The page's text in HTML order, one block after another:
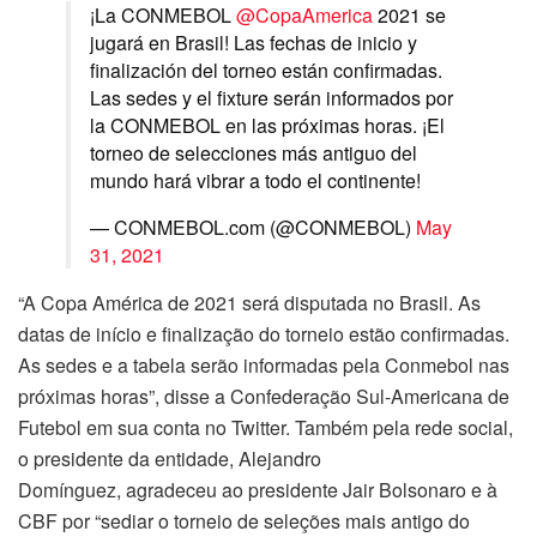
¡La CONMEBOL@CopaAmerica2021 se
jugará en Brasil! Las fechas de inicio y
finalización del torneo están confirmadas.
Las sedes y el fixture serán informados por
la CONMEBOL en las próximas horas. ¡El
torneo de selecciones más antiguo del
mundo hará vibrar a todo el continente!
— CONMEBOL.com (@CONMEBOL) May
31, 2021
“A Copa América de 2021 será disputada no Brasil. As
datas de início e finalização do torneio estão confirmadas.
As sedes e a tabela serão informadas pela Conmebol nas
próximas horas”, disse a Confederação Sul-Americana de
Futebol em sua conta no Twitter. Também pela rede social,
o presidente da entidade, Alejandro
Domínguez, agradeceu ao presidente Jair Bolsonaro e à
CBF por “sediar o torneio de seleções mais antigo do